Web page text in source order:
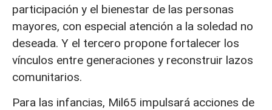
participación y el bienestar de las personas
mayores, con especial atención a la soledad no
deseada. Y el tercero propone fortalecer los
vínculos entre generaciones y reconstruir lazos
comunitarios.
Para las infancias, Mil65 impulsará acciones de